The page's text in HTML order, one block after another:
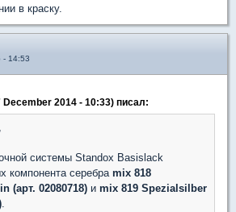
в краску.
- 14:53
December 2014 - 10:33) писал:
системы Standox Basislack
компонента серебра mix 818
(арт. 02080718) и mix 819 Spezialsilber
.